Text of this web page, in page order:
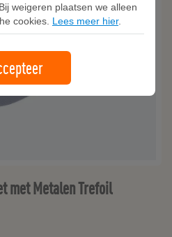
met Metalen Trefoil
weigeren plaatsen we alleen
cookies. Lees meer hier.